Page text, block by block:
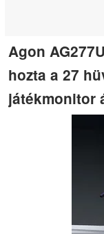
Agon
hozta a 27
játékmonitor